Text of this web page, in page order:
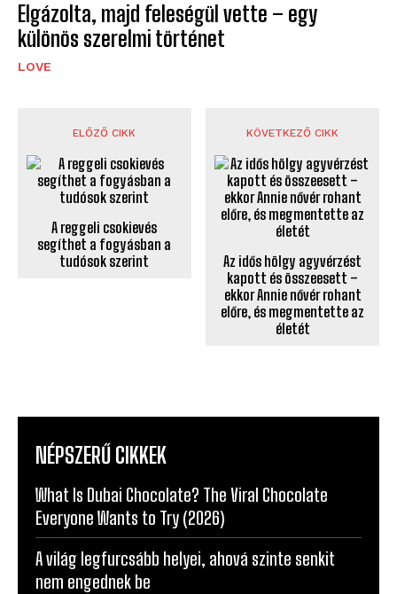
Elgázolta, majd feleségül vette – egy
különös szerelmi történet
LOVE
ELŐZŐ CIKK
A reggeli csokievés
segíthet a fogyásban a
tudósok szerint
KÖVETKEZŐ CIKK
Az idős hölgy agyvérzést
kapott és összeesett –
ekkor Annie nővér rohant
előre, és megmentette az
életét
NÉPSZERŰ CIKKEK
What Is Dubai Chocolate? The Viral Chocolate
Everyone Wants to Try (2026)
A világ legfurcsább helyei, ahová szinte senkit
nem engednek be